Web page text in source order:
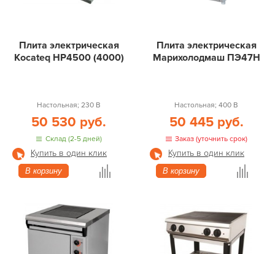
Плита электрическая
Kocateq HP4500 (4000)
Настольная; 230 В
50 530 руб.
Склад (2-5 дней)
Купить в один клик
В корзину
Плита электрическая
Марихолодмаш ПЭ47Н
Настольная; 400 В
50 445 руб.
Заказ (уточнить срок)
Купить в один клик
В корзину